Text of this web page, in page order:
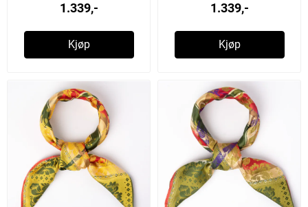
1.339,-
Kjøp
1.339,-
Kjøp